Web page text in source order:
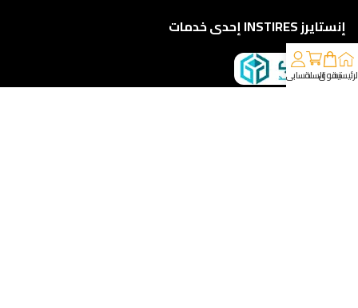
إنستايرز INSTIRES إحدى خدمات
تسوقالسلةحسابي